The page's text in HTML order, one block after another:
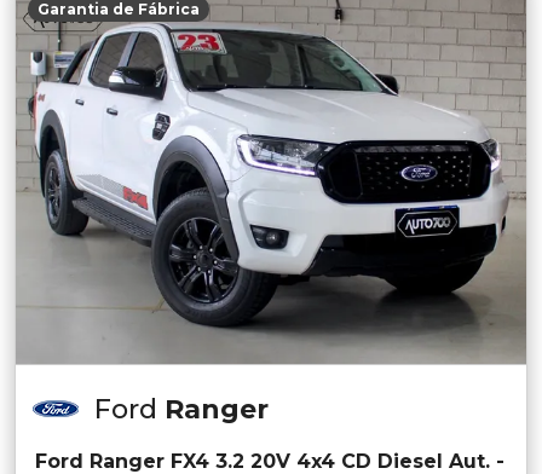
Garantia de Fábrica
Ford Ranger
Ford Ranger FX4 3.2 20V 4x4 CD Diesel Aut. -